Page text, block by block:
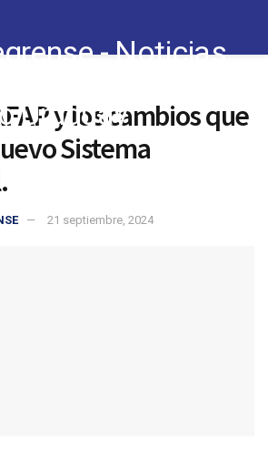
y los cambios que
Sistema
21 septiembre, 2024